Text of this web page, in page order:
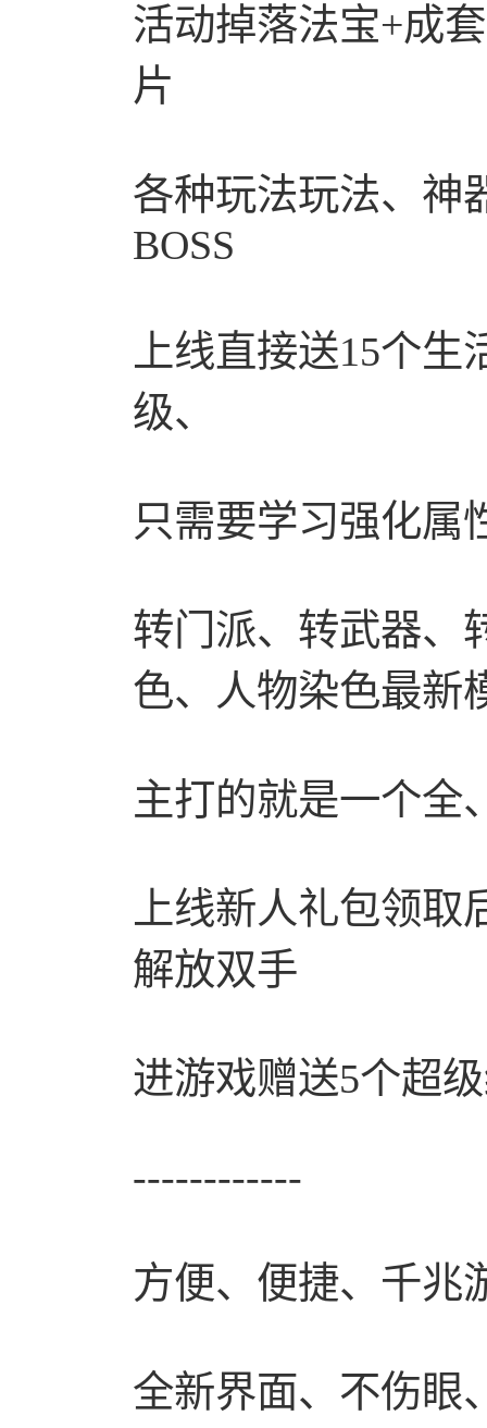
活动掉落法宝+成
片
各种玩法玩法、神
BOSS
上线直接送15个
级、
只需要学习强化属
转门派、转武器、
色、人物染色最新
主打的就是一个全
上线新人礼包领
解放双手
进游戏赠送5个超
------------
方便、便捷、千兆
全新界面、不伤眼